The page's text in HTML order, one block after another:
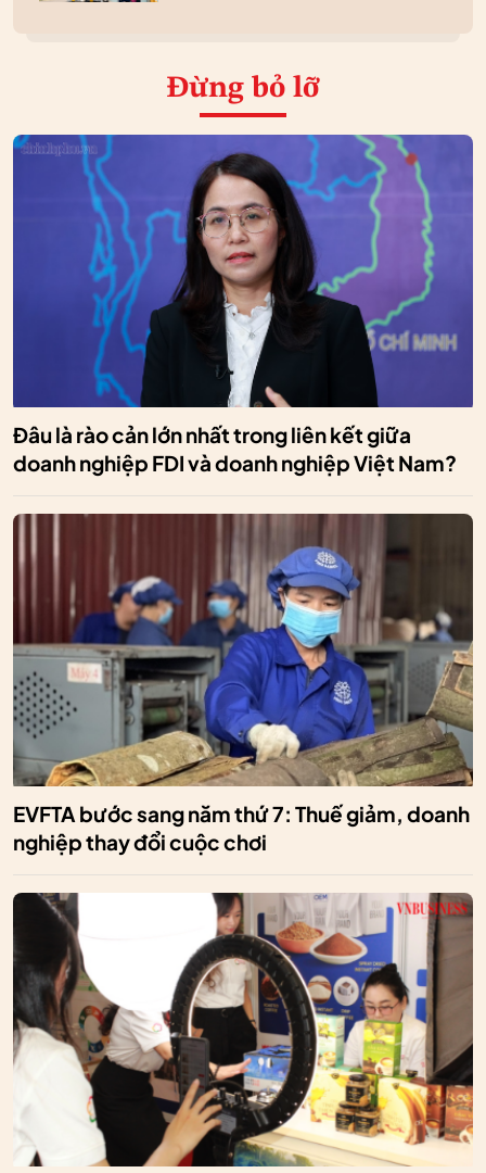
Đừng bỏ lỡ
Đâu là rào cản lớn nhất trong liên kết giữa
doanh nghiệp FDI và doanh nghiệp Việt Nam?
EVFTA bước sang năm thứ 7: Thuế giảm, doanh
nghiệp thay đổi cuộc chơi